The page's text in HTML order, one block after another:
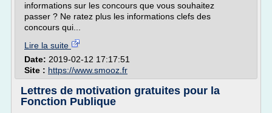
informations sur les concours que vous souhaitez
passer ? Ne ratez plus les informations clefs des
concours qui...
Lire la suite
Date: 2019-02-12 17:17:51
Site : https://www.smooz.fr
Lettres de motivation gratuites pour la
Fonction Publique